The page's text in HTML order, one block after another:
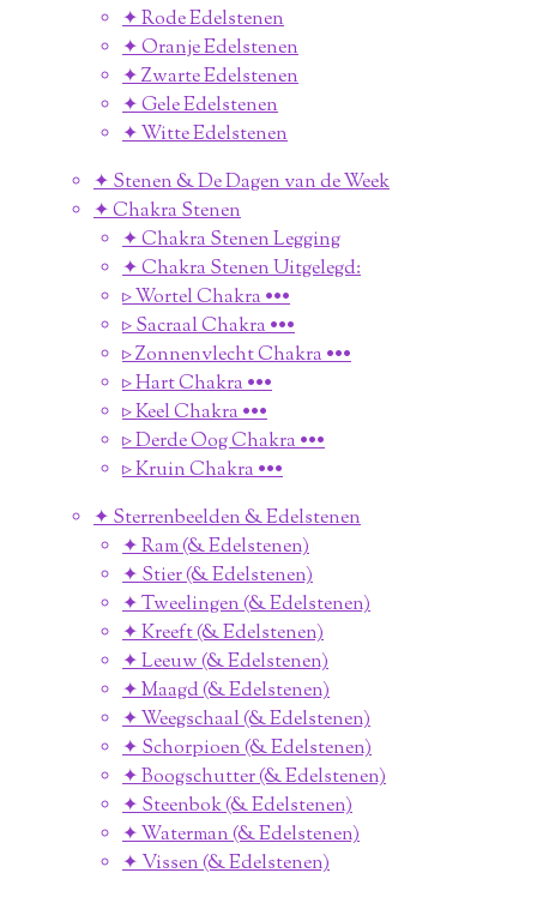
✦ Rode Edelstenen
✦ Oranje Edelstenen
✦ Zwarte Edelstenen
✦ Gele Edelstenen
✦ Witte Edelstenen
✦ Stenen & De Dagen van de Week
✦ Chakra Stenen
✦ Chakra Stenen Legging
✦ Chakra Stenen Uitgelegd:
▹ Wortel Chakra •••
▹ Sacraal Chakra •••
▹ Zonnenvlecht Chakra •••
▹ Hart Chakra •••
▹ Keel Chakra •••
▹ Derde Oog Chakra •••
▹ Kruin Chakra •••
✦ Sterrenbeelden & Edelstenen
✦ Ram (& Edelstenen)
✦ Stier (& Edelstenen)
✦ Tweelingen (& Edelstenen)
✦ Kreeft (& Edelstenen)
✦ Leeuw (& Edelstenen)
✦ Maagd (& Edelstenen)
✦ Weegschaal (& Edelstenen)
✦ Schorpioen (& Edelstenen)
✦ Boogschutter (& Edelstenen)
✦ Steenbok (& Edelstenen)
✦ Waterman (& Edelstenen)
✦ Vissen (& Edelstenen)